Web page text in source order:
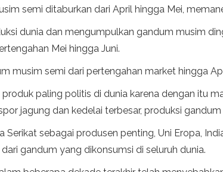
semi ditaburkan dari April hingga Mei,
dunia dan mengumpulkan gandum musim
Mei hingga Juni.
musim semi dari pertengahan market hingga
paling politis di dunia karena dengan itu
jagung dan kedelai terbesar, produksi
Serikat sebagai produsen penting, Uni Eropa,
gandum yang dikonsumsi di seluruh dunia.